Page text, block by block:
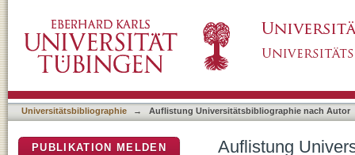
Universitätsbibliographie → Auflistung Universitätsbibliographie nach Autor
Auflistung
PUBLIKATION MELDEN